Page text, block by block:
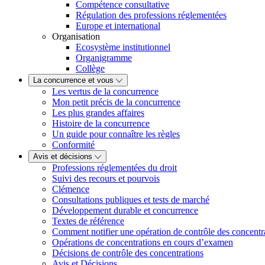
Compétence consultative
Régulation des professions réglementées
Europe et international
Organisation
Ecosystème institutionnel
Organigramme
Collège
La concurrence et vous
Les vertus de la concurrence
Mon petit précis de la concurrence
Les plus grandes affaires
Histoire de la concurrence
Un guide pour connaître les règles
Conformité
Avis et décisions
Professions réglementées du droit
Suivi des recours et pourvois
Clémence
Consultations publiques et tests de marché
Développement durable et concurrence
Textes de référence
Comment notifier une opération de contrôle des
Opérations de concentrations en cours d’examen
Décisions de contrôle des concentrations